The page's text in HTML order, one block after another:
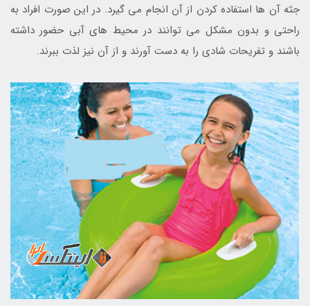
جثه آن ها استفاده کردن از آن انجام می گیرد. در این صورت افراد به
راحتی و بدون مشکل می توانند در محیط های آبی حضور داشته
باشند و تفریحات شادی را به دست آورند و از آن نیز لذت ببرند.